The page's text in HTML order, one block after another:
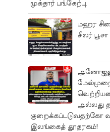
முக்தார் பங்கேற்பு.
மஹர
சிலர்
அல்லது
குறைக்கப்படுவதற்கோ
இலங்கைத் தூதரகம்!